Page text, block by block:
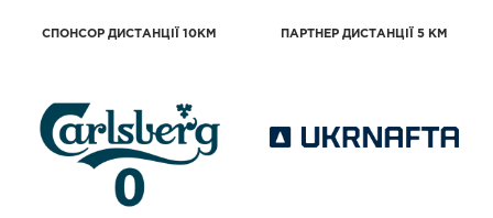
СПОНСОР ДИСТАНЦІЇ 10КМ ПАРТНЕР ДИСТАНЦІЇ 5 КМ